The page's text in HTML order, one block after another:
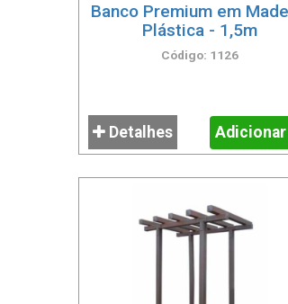
Banco Premium em
Plástica - 1,5m
Código: 1126
Detalhes Adicionar